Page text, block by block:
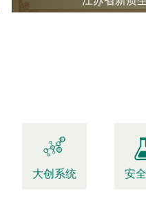
大创系统 安